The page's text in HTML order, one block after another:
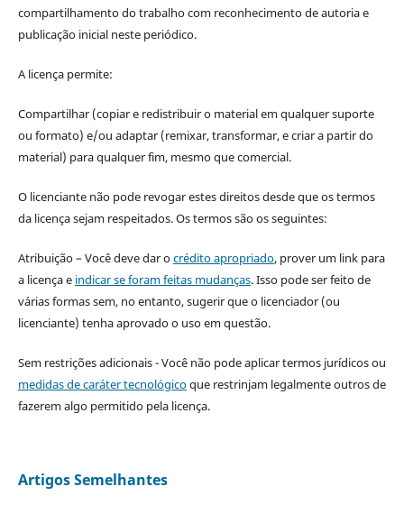
compartilhamento do trabalho com reconhecimento de autoria e
publicação inicial neste periódico.
A licença permite:
Compartilhar (copiar e redistribuir o material em qualquer suporte
ou formato) e/ou adaptar (remixar, transformar, e criar a partir do
material) para qualquer fim, mesmo que comercial.
O licenciante não pode revogar estes direitos desde que os termos
da licença sejam respeitados. Os termos são os seguintes:
Atribuição – Você deve dar ocrédito apropriado, prover um link para
a licença e indicar se foram feitas mudanças. Isso pode ser feito de
várias formas sem, no entanto, sugerir que o licenciador (ou
licenciante) tenha aprovado o uso em questão.
Sem restrições adicionais - Você não pode aplicar termos jurídicos ou
medidas de caráter tecnológicoque restrinjam legalmente outros de
fazerem algo permitido pela licença.
Artigos Semelhantes